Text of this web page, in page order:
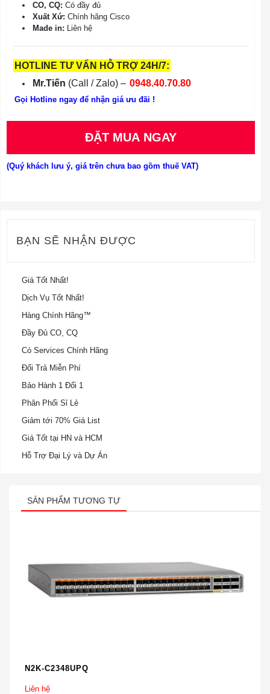
CO, CQ: Có đầy đủ
Xuất Xứ: Chính hãng Cisco
Made in: Liên hệ
HOTLINE TƯ VẤN HỖ TRỢ 24H/7:
Mr.Tiến (Call / Zalo) – 0948.40.70.80
Gọi Hotline ngay để nhận giá ưu đãi !
ĐẶT MUA NGAY
(Quý khách lưu ý, giá trên chưa bao gồm thuế VAT)
BẠN SẼ NHẬN ĐƯỢC
Giá Tốt Nhất!
Dịch Vụ Tốt Nhất!
Hàng Chính Hãng™
Đầy Đủ CO, CQ
Có Services Chính Hãng
Đổi Trả Miễn Phí
Bảo Hành 1 Đổi 1
Phân Phối Sỉ Lẻ
Giảm tới 70% Giá List
Giá Tốt tại HN và HCM
Hỗ Trợ Đại Lý và Dự Án
SẢN PHẨM TƯƠNG TỰ
N2K-C2348UPQ
Liên hệ